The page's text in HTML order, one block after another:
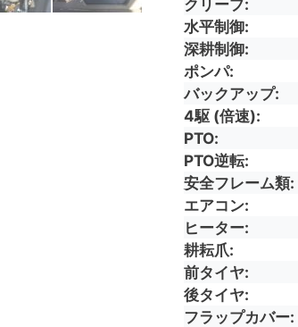
クリープ
水平制御
深耕制御
ポンパ
バックアップ
4駆 (倍速)
PTO
PTO逆転
安全フレーム類
エアコン
ヒーター
耕耘爪
前タイヤ
後タイヤ
フラップカバー